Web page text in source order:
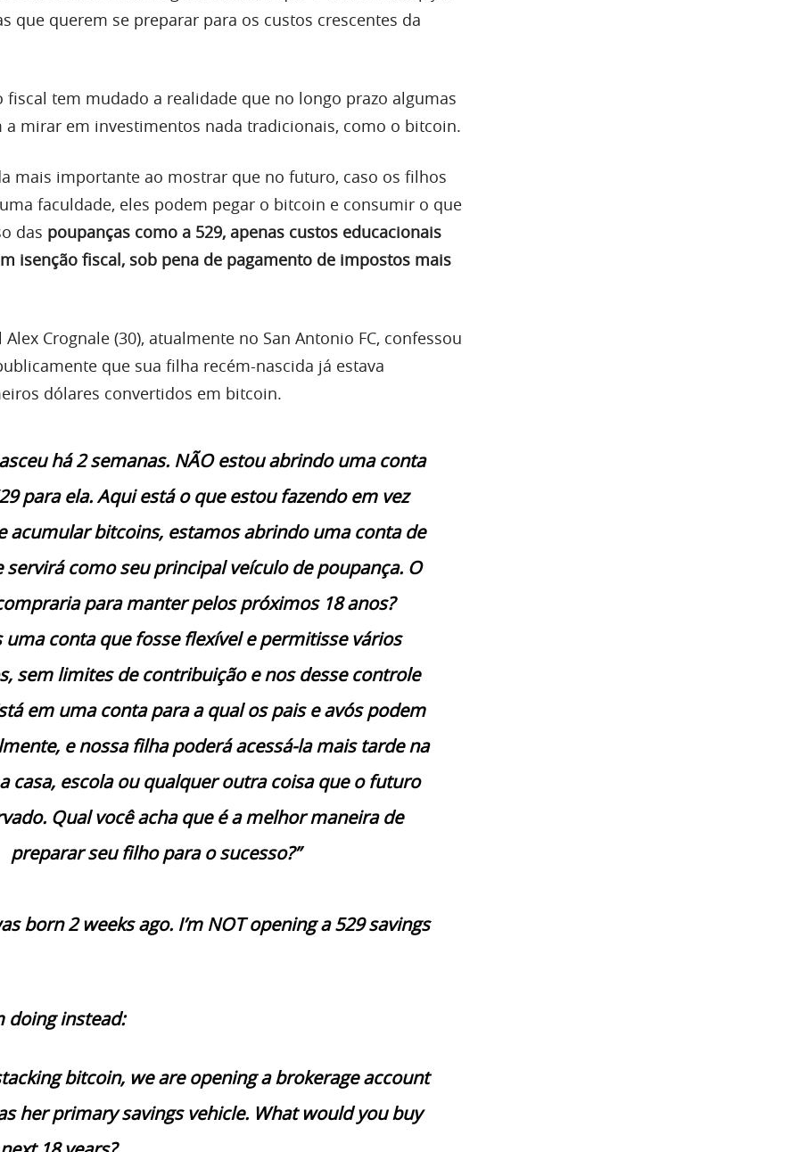
que querem se preparar para os custos crescentes da
fiscal tem mudado a realidade que no longo prazo algumas
mirar em investimentos nada tradicionais, como o bitcoin.
mais importante ao mostrar que no futuro, caso os filhos
faculdade, eles podem pegar o bitcoin e consumir o que
das poupanças como a 529, apenas custos educacionais
isenção fiscal, sob pena de pagamento de impostos mais
Crognale (30), atualmente no San Antonio FC, confessou
que sua filha recém-nascida já estava
dólares convertidos em bitcoin.
há 2 semanas. NÃO estou abrindo uma conta
para ela. Aqui está o que estou fazendo em vez
acumular bitcoins, estamos abrindo uma conta de
como seu principal veículo de poupança. O
para manter pelos próximos 18 anos?
uma conta que fosse flexível e permitisse vários
sem limites de contribuição e nos desse controle
em uma conta para a qual os pais e avós podem
e nossa filha poderá acessá-la mais tarde na
casa, escola ou qualquer outra coisa que o futuro
Qual você acha que é a melhor maneira de
preparar seu filho para o sucesso?”
born 2 weeks ago. I’m NOT opening a 529 savings
doing instead:
bitcoin, we are opening a brokerage account
her primary savings vehicle. What would you buy